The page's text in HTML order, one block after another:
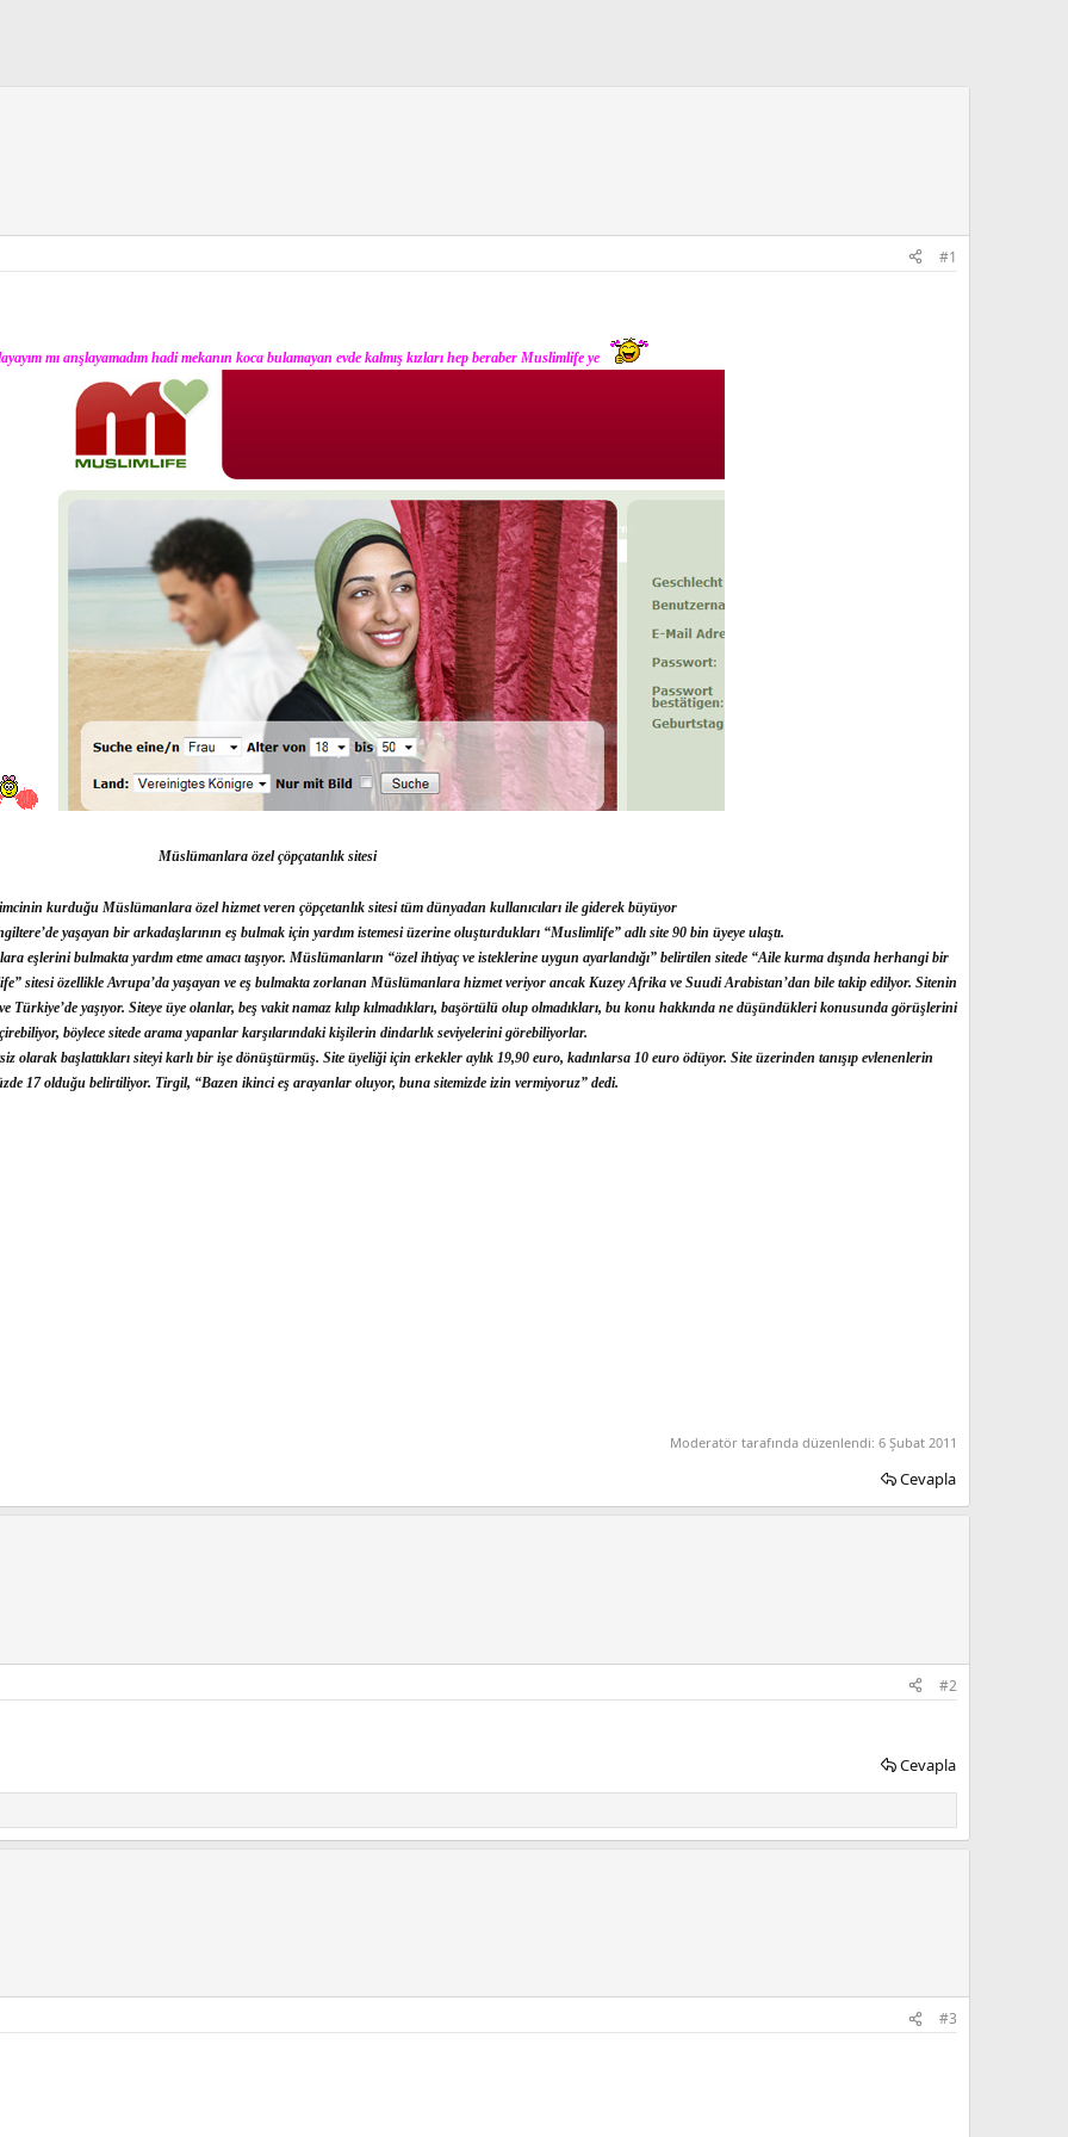
#1
mı anşlayamadım hadi mekanın koca bulamayan evde kalmış kızları hep beraber Muslimlife ye
Müslümanlara özel çöpçatanlık sitesi
kurduğu Müslümanlara özel hizmet veren çöpçetanlık sitesi tüm dünyadan kullanıcıları ile giderek büyüyor
yaşayan bir arkadaşlarının eş bulmak için yardım istemesi üzerine oluşturdukları “Muslimlife” adlı site 90 bin üyeye ulaştı.
eşlerini bulmakta yardım etme amacı taşıyor. Müslümanların “özel ihtiyaç ve isteklerine uygun ayarlandığı” belirtilen sitede “Aile kurma dışında herhangi bir
sitesi özellikle Avrupa’da yaşayan ve eş bulmakta zorlanan Müslümanlara hizmet veriyor ancak Kuzey Afrika ve Suudi Arabistan’dan bile takip edilyor. Sitenin
Türkiye’de yaşıyor. Siteye üye olanlar, beş vakit namaz kılıp kılmadıkları, başörtülü olup olmadıkları, bu konu hakkında ne düşündükleri konusunda görüşlerini
böylece sitede arama yapanlar karşılarındaki kişilerin dindarlık seviyelerini görebiliyorlar.
başlattıkları siteyi karlı bir işe dönüştürmüş. Site üyeliği için erkekler aylık 19,90 euro, kadınlarsa 10 euro ödüyor. Site üzerinden tanışıp evlenenlerin
17 olduğu belirtiliyor. Tirgil, “Bazen ikinci eş arayanlar oluyor, buna sitemizde izin vermiyoruz” dedi.
Moderatör tarafında düzenlendi: 6 Şubat 2011
Cevapla
#2
Cevapla
#3